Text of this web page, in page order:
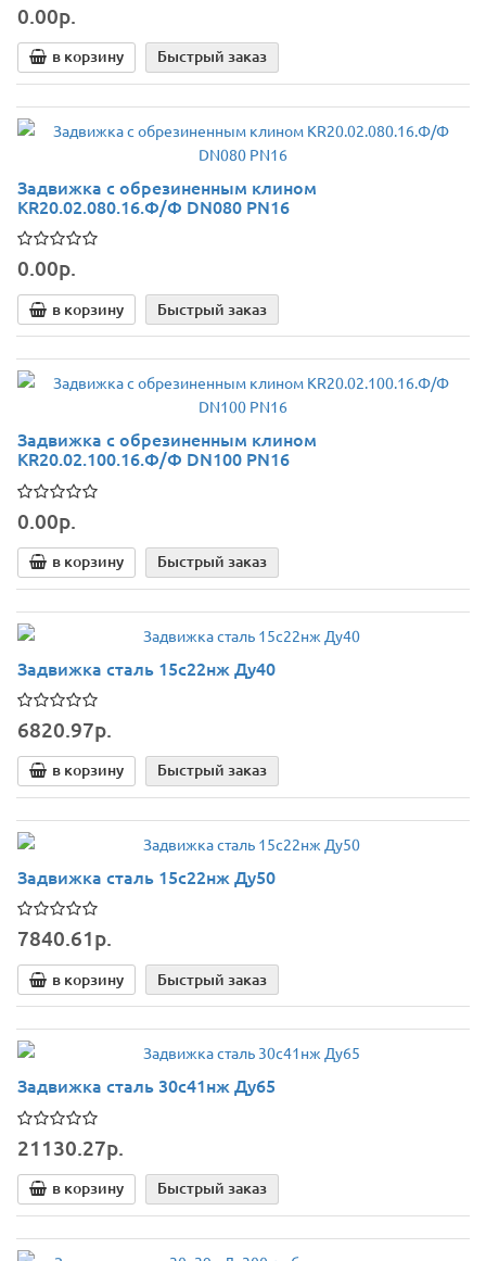
0.00р.
в корзину Быстрый заказ
Задвижка с обрезиненным клином
KR20.02.080.16.Ф/Ф DN080 РN16
0.00р.
в корзину Быстрый заказ
Задвижка с обрезиненным клином
KR20.02.100.16.Ф/Ф DN100 РN16
0.00р.
в корзину Быстрый заказ
Задвижка сталь 15с22нж Ду40
6820.97р.
в корзину Быстрый заказ
Задвижка сталь 15с22нж Ду50
7840.61р.
в корзину Быстрый заказ
Задвижка сталь 30с41нж Ду65
21130.27р.
в корзину Быстрый заказ